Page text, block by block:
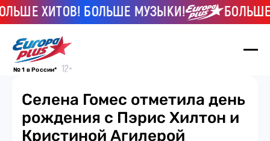
ХИТОВ! БОЛЬШЕ МУЗЫКИ! БОЛЬШЕ
№ 1 в России*
Селена Гомес отметила день
рождения с Пэрис Хилтон и
Кристиной Агилерой